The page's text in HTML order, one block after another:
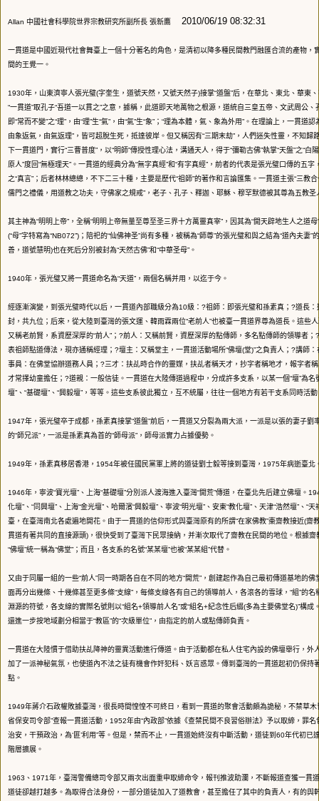
Allan 中國社會科學院世界宗教研究所副所長 張新鷹 2010/06/19 08:32:31
一貫道是中國近現代社會舞臺上一個十分著名的角色，是清初以降多種民間教門融匯合流的產物，
間的王覺一。
1930年，山東濟寧人張光璧(字奎生，道號天然，又號天然子)接掌“道盤”后，在華北、東北、華東
“一貫道”取孔子“吾道一以貫之”之意，據稱，此道即天地萬物之根源，道統自三皇五帝、文武周公
即“常而不變”之“理”，由“理”生“氣”，由“氣”生“象”；“理為本體，氣、象為外用”。在理論上，一貫道
由象返氣，由氣返理”，皆可超脫生死，抵達彼岸。但又稱因有“三期末劫”，人們迷失性靈，不知歸
下一貫道門，實行“三曹普度”，以“明師”傳授性理心法，溝通天人，得于“彌勒古佛”執掌“天盤”之“白
原人”度回“無極理天”。一貫道的經典分為“無字真經”和“有字真經”，前者的代表是張光璧口傳的五
之“真言”；后者林林總總，不下二三十種，主要是歷代“祖師”的著作和言論匯集。一貫道主張“三教合
儒門之禮儀，用道教之功夫，守佛家之規戒”，老子、孔子、釋迦、耶穌、穆罕默德被其尊為五教圣
其主神為“明明上帝”，全稱“明明上帝無量至尊至圣三界十方萬靈真宰”，因其為“開天辟地生人之道母
(“母”字特寫為“NB072”)；陪祀的“仙佛神圣”尚有多種，被稱為“師尊”的張光璧和與之結為“道內夫妻”
善，道號慧明)也在死后分別被封為“天然古佛”和“中華圣母”。
1940年，張光璧又將一貫道命名為“天道”，兩個名稱并用，以迄于今。
經逐漸演變，到張光璧時代以后，一貫道內部職級分為10級：?祖師：即張光璧和孫素真；?道長
封，共九位；后來，從大陸到臺灣的張文運、韓雨霖兩位“老前人”也被臺一貫道界尊為道長。這些
又稱老前賢，系資歷深厚的“前人”；?前人：又稱前賢，資歷深厚的點傳師，多名點傳師的領導者；
表祖師點道傳法，現亦通稱經理；?壇主：又稱堂主，一貫道活動場所“佛壇(堂)”之負責人；?講師
事員：在佛堂協辦道務人員；?三才：扶乩時合作的靈媒，扶乩者稱天才，抄字者稱地才，報字者
才常擇幼童擔任；?道親：一般信徒。一貫道在大陸傳道過程中，分成許多支系，以某一個“壇”為名
壇”、“基礎壇”、“興毅壇”，等等。這些支系彼此獨立，互不統屬，往往一個地方有若干支系同時活動
1947年，張光璧卒于成都，孫素真接掌“道盤”前后，一貫道又分裂為兩大派，一派是以張的妻子劉
的“師兄派”，一派是孫素真為首的“師母派”，師母派實力占據優勢。
1949年，孫素真移居香港，1954年被任國民黨軍上將的道徒劉士毅等接到臺灣，1975年病逝臺北
1946年，寧波“寶光壇”、上海“基礎壇”分別派人渡海進入臺灣“開荒”傳道，在臺北先后建立佛壇。
化壇”、“同興壇”、上海“金光壇”、哈爾濱“興毅壇”、寧波“明光壇”、安東“教化壇”、天津“浩然壇”、“
臺，在臺灣南北各處遍地開花。由于一貫道的信仰形式與臺灣原有的所謂“在家佛教”棗齋教接近(齋
貫道有著共同的直接源頭)，很快受到了臺灣下民眾接納，并漸次取代了齋教在民間的地位。根據齋
“佛壇”統一稱為“佛堂”；而且，各支系的名號“某某壇”也被“某某組”代替。
又由于同屬一組的一些“前人”同一時期各自在不同的地方“開荒”，創建起作為自己最初傳道基地的
面再分出幾條、十幾條甚至更多條“支線”，每條支線各有自己的領導前人，各滾各的雪球，“組”的
淵源的符號，各支線的實際名號則以“組名+領導前人名”或“組名+紀念性后綴(多為主要佛堂名)”構成
還進一步按地域劃分相當于“教區”的“次級單位”，由指定的前人或點傳師負責。
一貫道在大陸慣于借助扶乩降神的靈異活動進行傳道。由于活動都在私人住宅內設的佛壇舉行，外
加了一派神秘氣氛，也使道內不法之徒有機會作奸犯科、妖言惑眾。傳到臺灣的一貫道起初仍保持
點。
1949年蔣介石政權敗據臺灣，很長時間惶惶不可終日，看到一貫道的聚會活動頗為詭秘，不禁草木
省保安司令部”查報一貫道活動，1952年由“內政部”依據《查禁民間不良習俗辦法》予以取締，罪名
治安，干預政治，為‘匪’利用”等。但是，禁而不止，一貫道始終沒有中斷活動，道徒到60年代初已
階層擴展。
1963、1971年，臺灣警備總司令部又兩次出面重申取締命令，報刊推波助瀾，不斷報道查獲一貫
道徒卻越打越多。為取得合法身份，一部分道徒加入了道教會，甚至擔任了其中的負責人，有的與